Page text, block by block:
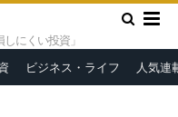
にくい投資」
ビジネス・ライフ 人気連
紙は功績を評価？「トラン